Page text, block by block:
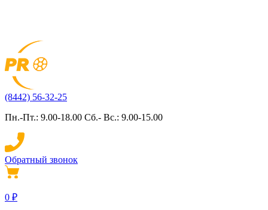
(8442) 56-32-25
Пн.-Пт.: 9.00-18.00 Сб.- Вс.: 9.00-15.00
Обратный звонок
0 ₽